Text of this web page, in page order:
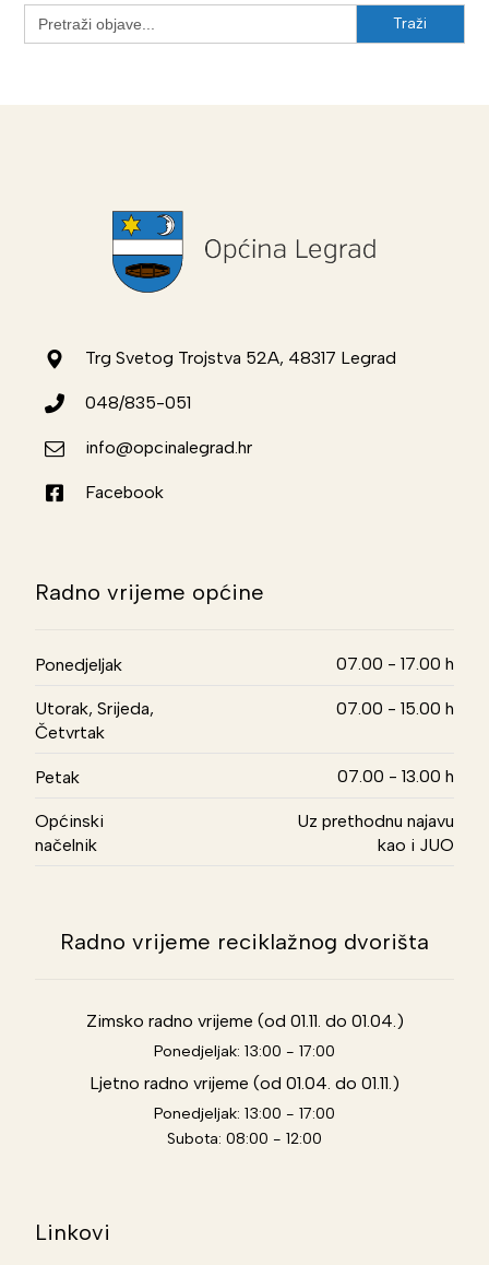
Search
for:
Trg Svetog Trojstva 52A, 48317 Legrad
048/835-051
info@opcinalegrad.hr
Facebook
Radno vrijeme općine
Ponedjeljak 07.00 - 17.00 h
Utorak, Srijeda,
Četvrtak
07.00 - 15.00 h
Petak 07.00 - 13.00 h
Općinski
načelnik
Uz prethodnu najavu
kao i JUO
Radno vrijeme reciklažnog dvorišta
Zimsko radno vrijeme (od 01.11. do 01.04.)
Ponedjeljak: 13:00 - 17:00
Ljetno radno vrijeme (od 01.04. do 01.11.)
Ponedjeljak: 13:00 - 17:00
Subota: 08:00 - 12:00
Linkovi